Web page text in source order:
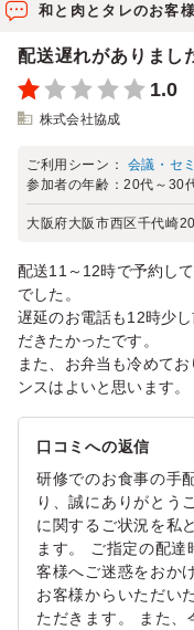
和と肉とタレのお客
配送遅れがありまし
1.0
株式会社協成
ご利用シーン： 会議・セ
参加者の年齢：20代～30
大阪府大阪市西区千代崎
配送11～12時で予約し
でした。
遅延のお電話も12時少
だきたかったです。
また、お弁当も冷めて
ンスはよいと思います。
口コミへの返信
研修でのお食事の手
り、誠にありがとう
に関するご状況を私
ます。 ご指定の配
客様へご迷惑をおか
お客様からいただい
ただきます。 また、